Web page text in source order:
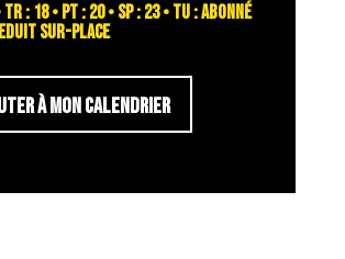
TR : 18 • PT : 20 • SP : 23 • TU : abonné
sur-place
À MON CALENDRIER